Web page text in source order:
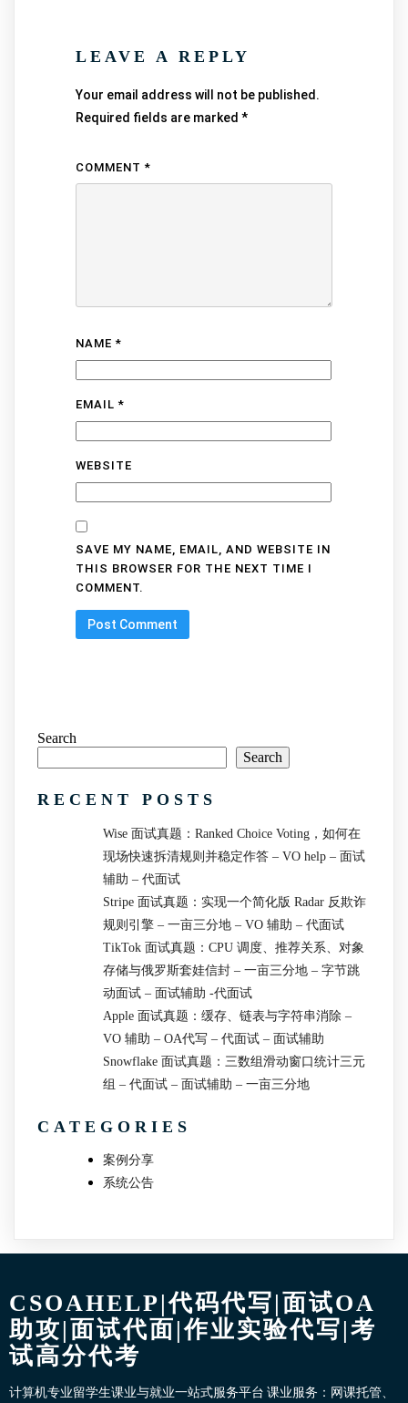
LEAVE A REPLY
Your email address will not be published.
Required fields are marked *
COMMENT *
NAME *
EMAIL *
WEBSITE
SAVE MY NAME, EMAIL, AND WEBSITE IN
THIS BROWSER FOR THE NEXT TIME I
COMMENT.
Search
Search
RECENT POSTS
Wise 面试真题：Ranked Choice Voting，如何在
现场快速拆清规则并稳定作答 – VO help – 面试
辅助 – 代面试
Stripe 面试真题：实现一个简化版 Radar 反欺诈
规则引擎 – 一亩三分地 – VO 辅助 – 代面试
TikTok 面试真题：CPU 调度、推荐关系、对象
存储与俄罗斯套娃信封 – 一亩三分地 – 字节跳
动面试 – 面试辅助 -代面试
Apple 面试真题：缓存、链表与字符串消除 –
VO 辅助 – OA代写 – 代面试 – 面试辅助
Snowflake 面试真题：三数组滑动窗口统计三元
组 – 代面试 – 面试辅助 – 一亩三分地
CATEGORIES
案例分享
系统公告
CSOAHELP|代码代写|面试OA
助攻|面试代面|作业实验代写|考
试高分代考
计算机专业留学生课业与就业一站式服务平台 课业服务：网课托管、